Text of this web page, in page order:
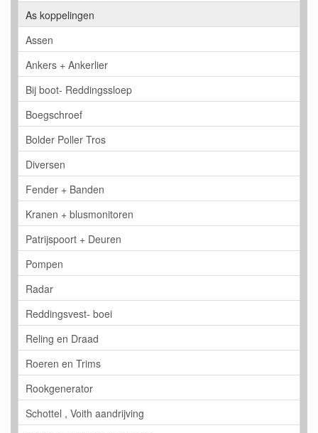
As koppelingen
Assen
Ankers + Ankerlier
Bij boot- Reddingssloep
Boegschroef
Bolder Poller Tros
Diversen
Fender + Banden
Kranen + blusmonitoren
Patrijspoort + Deuren
Pompen
Radar
Reddingsvest- boei
Reling en Draad
Roeren en Trims
Rookgenerator
Schottel , Voith aandrijving